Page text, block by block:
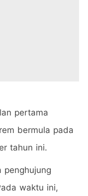
pertama
bermula pada
tahun ini.
penghujung
waktu ini,